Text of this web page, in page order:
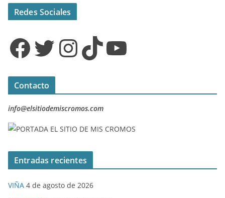
Redes Sociales
Facebook Twitter InstagramTikTok YouTube
Contacto
info@elsitiodemiscromos.com
Entradas recientes
VIÑA 4 de agosto de 2026